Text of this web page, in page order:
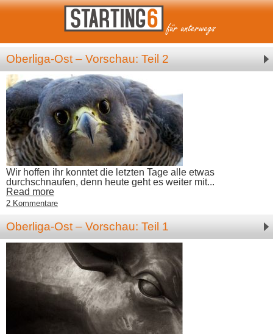
Oberliga-Ost – Vorschau: Teil 2
Wir hoffen ihr konntet die letzten Tage alle etwas
durchschnaufen, denn heute geht es weiter mit...
Read more
2 Kommentare
Oberliga-Ost – Vorschau: Teil 1